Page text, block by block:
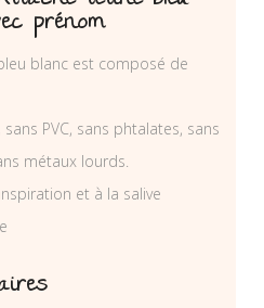
prénom
blanc est composé de
PVC, sans phtalates, sans
métaux lourds.
et à la salive